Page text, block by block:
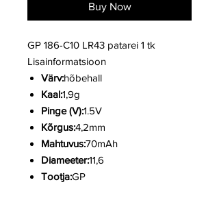
Buy Now
GP 186-C10 LR43 patarei 1 tk
Lisainformatsioon
Värv:hõbehall
Kaal:1,9g
Pinge (V):1.5V
Kõrgus:4,2mm
Mahtuvus:70mAh
Diameeter:11,6
Tootja:GP